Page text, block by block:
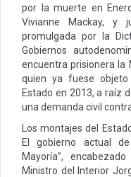
por la muerte en
Vivianne Mackay, y
promulgada por la
Gobiernos
encuentra prisionera la
quien ya fuese
Estado en 2013, a raíz
una demanda civil
Los montajes del
El gobierno actual
Mayoría”,
Ministro del Interior